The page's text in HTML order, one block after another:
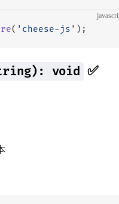
( 'cheese-js' );
void ✅